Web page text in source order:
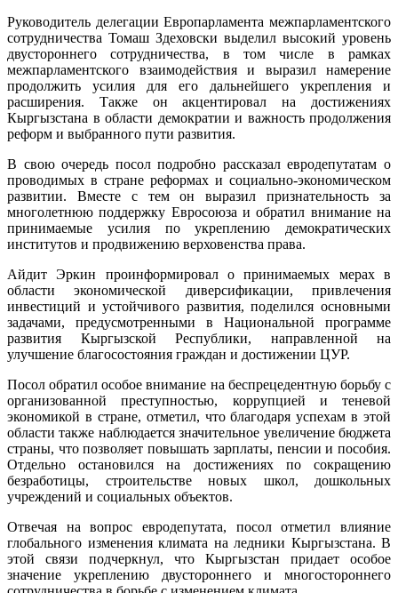
Руководитель делегации Европарламента межпарламентского
сотрудничества Томаш Здеховски выделил высокий уровень
двустороннего сотрудничества, в том числе в рамках
межпарламентского взаимодействия и выразил намерение
продолжить усилия для его дальнейшего укрепления и
расширения. Также он акцентировал на достижениях
Кыргызстана в области демократии и важность продолжения
реформ и выбранного пути развития.
В свою очередь посол подробно рассказал евродепутатам о
проводимых в стране реформах и социально-экономическом
развитии. Вместе с тем он выразил признательность за
многолетнюю поддержку Евросоюза и обратил внимание на
принимаемые усилия по укреплению демократических
институтов и продвижению верховенства права.
Айдит Эркин проинформировал о принимаемых мерах в
области экономической диверсификации, привлечения
инвестиций и устойчивого развития, поделился основными
задачами, предусмотренными в Национальной программе
развития Кыргызской Республики, направленной на
улучшение благосостояния граждан и достижении ЦУР.
Посол обратил особое внимание на беспрецедентную борьбу с
организованной преступностью, коррупцией и теневой
экономикой в стране, отметил, что благодаря успехам в этой
области также наблюдается значительное увеличение бюджета
страны, что позволяет повышать зарплаты, пенсии и пособия.
Отдельно остановился на достижениях по сокращению
безработицы, строительстве новых школ, дошкольных
учреждений и социальных объектов.
Отвечая на вопрос евродепутата, посол отметил влияние
глобального изменения климата на ледники Кыргызстана. В
этой связи подчеркнул, что Кыргызстан придает особое
значение укреплению двустороннего и многостороннего